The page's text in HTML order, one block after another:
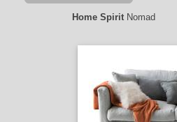
Home SpiritNomad